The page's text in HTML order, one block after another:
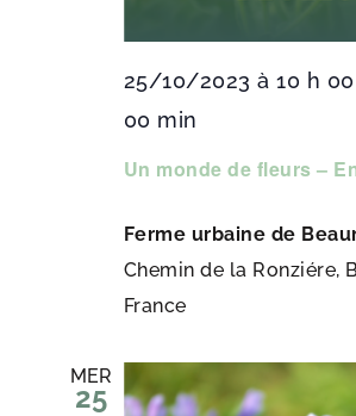
Un monde de fleurs –
25/10/2023 à 10 h
00 min
Ferme urbaine de
Chemin de la Ronziére,
France
MER
25